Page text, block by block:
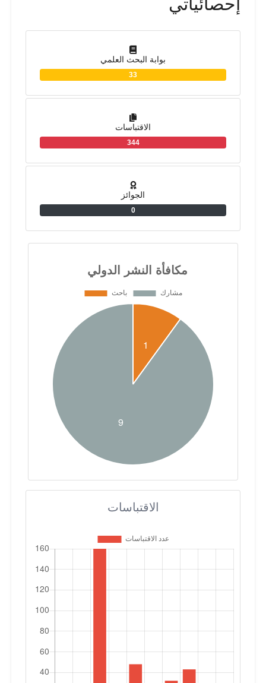
بوابة البحث العلمي
33
الاقتباسات
344
الجوائز
0
الاقتباسات